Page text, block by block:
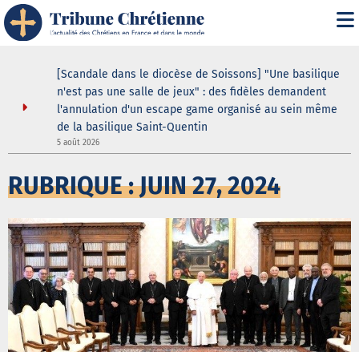
[Scandale dans le diocèse de Soissons] "Une basilique
n'est pas une salle de jeux" : des fidèles demandent
l'annulation d'un escape game organisé au sein même
de la basilique Saint-Quentin
5 août 2026
RUBRIQUE : JUIN 27, 2024